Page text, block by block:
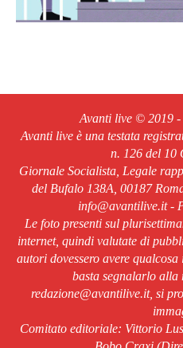
Avanti live © 2019 -
Avanti live è una testata
n. 126 del 10
Giornale Socialista, Legale
del Bufalo 138A, 00187
info@avantilive.it -
Le foto presenti sul
internet, quindi valutate di
autori dovessero avere
basta segnalarlo alla
redazione@avantilive.it, si
Comitato editoriale: Vittorio